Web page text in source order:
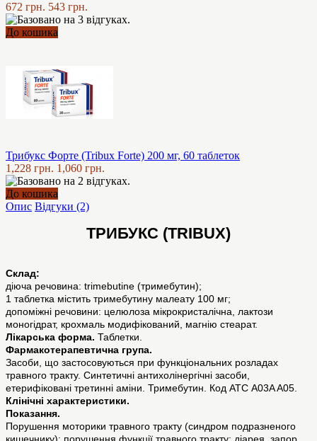
672 грн. 543 грн.
До кошика
Трибукс Форте (Tribux Forte) 200 мг, 60 таблеток
1,228 грн. 1,060 грн.
До кошика
Опис Відгуки (2)
ТРИБУКС (TRIBUX)
Склад:
діюча речовина: trimebutinе (тримебутин);
1 таблетка містить тримебутину малеату 100 мг;
допоміжні речовини: целюлоза мікрокристалічна, лактози
моногідрат, крохмаль модифікований, магнію стеарат.
Лікарська форма. Таблетки.
Фармакотерапевтична група.
Засоби, що застосовуються при функціональних розладах
травного тракту. Синтетичні антихолінергічні засоби,
етерифіковані третинні аміни. Тримебутин. Код АТС A03A A05.
Клінічні характеристики.
Показання.
Порушення моторики травного тракту (синдром подразненого